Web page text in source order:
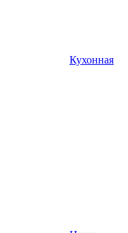
Кухонная